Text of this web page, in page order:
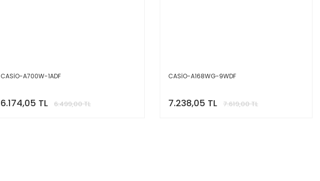
CASİO-A700W-1ADF
6.174,05 TL 6.499,00 TL
CASİO-A168WG-9WDF
7.238,05 TL 7.619,00 TL